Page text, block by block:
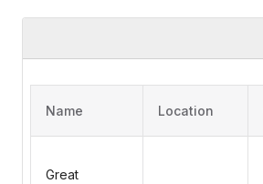
Name Location
Great